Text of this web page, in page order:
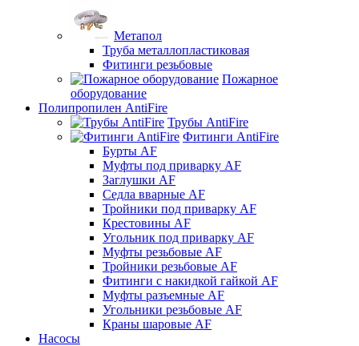
Метапол
Труба металлопластиковая
Фитинги резьбовые
Пожарное
оборудование
Полипропилен AntiFire
Трубы AntiFire
Фитинги AntiFire
Бурты AF
Муфты под приварку AF
Заглушки AF
Седла вварные AF
Тройники под приварку AF
Крестовины AF
Угольник под приварку AF
Муфты резьбовые AF
Тройники резьбовые AF
Фитинги с накидкой гайкой AF
Муфты разъемные AF
Угольники резьбовые AF
Краны шаровые AF
Насосы